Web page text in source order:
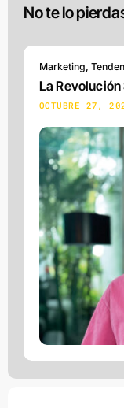
No te lo
Marketing,
La
OCTUBRE 27,